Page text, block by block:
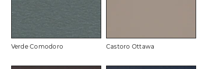
Verde Comodoro Castoro Ottawa